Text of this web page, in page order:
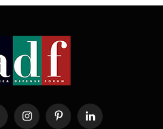
InstagramPinterestLinkedIn